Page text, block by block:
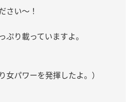
さい〜！
ぷり載っていますよ。
女パワーを発揮したよ。）